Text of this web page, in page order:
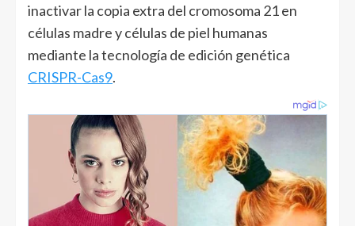
inactivar la copia extra del cromosoma 21 en
células madre y células de piel humanas
mediante la tecnología de edición genética
CRISPR-Cas9.